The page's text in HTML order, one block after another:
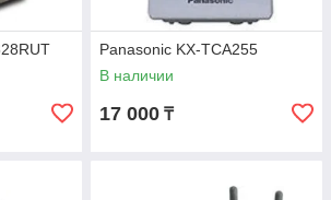
Panasonic KX-TСA255
В наличии
17 000 ₸